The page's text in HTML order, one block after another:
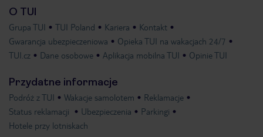
O TUI
Grupa TUI TUI Poland Kariera
Kontakt
Gwarancja ubezpieczeniowa
Opieka TUI na wakacjach 24/7
TUI.cz
Dane osobowe Aplikacja mobilna TUI Opinie TUI
Przydatne informacje
Podróż z TUI Wakacje samolotem
Reklamacje
Status reklamacji
Ubezpieczenia
Parkingi
Hotele przy lotniskach